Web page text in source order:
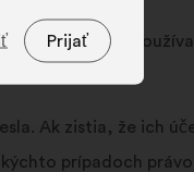
strane, aby ich
Ak zistia, že ich
prípadoch
Prijať